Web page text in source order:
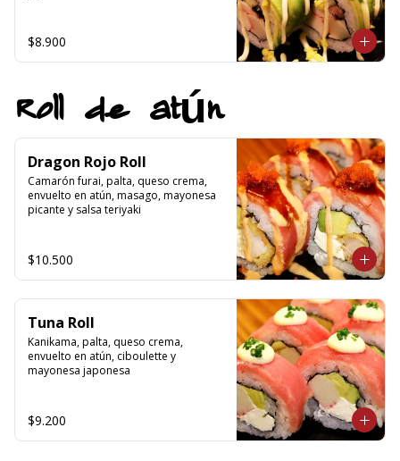
$8.900
Roll de atún
Dragon Rojo Roll
Camarón furai, palta, queso crema,
envuelto en atún, masago, mayonesa
picante y salsa teriyaki
$10.500
Tuna Roll
Kanikama, palta, queso crema,
envuelto en atún, ciboulette y
mayonesa japonesa
$9.200